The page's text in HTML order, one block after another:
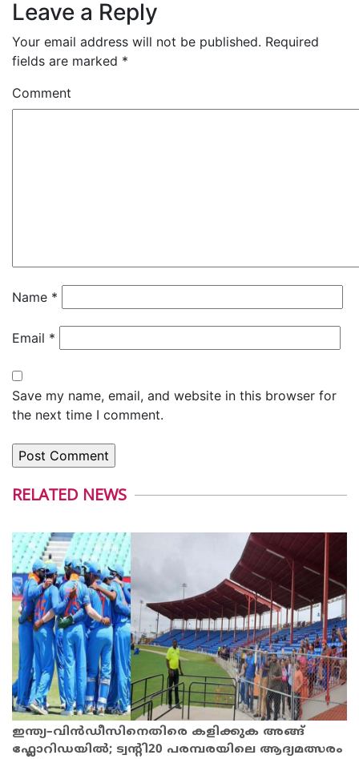
Leave a Reply
Your email address will not be published. Required
fields are marked *
Comment
Name *
Email *
Save my name, email, and website in this browser for
the next time I comment.
RELATED NEWS
ഇന്ത്യ–വിൻഡീസിനെതിരെ കളിക്കുക അങ്ങ്
ഫ്ലോറിഡയിൽ; ട്വന്റി20 പരമ്പരയിലെ ആദ്യമത്സരം